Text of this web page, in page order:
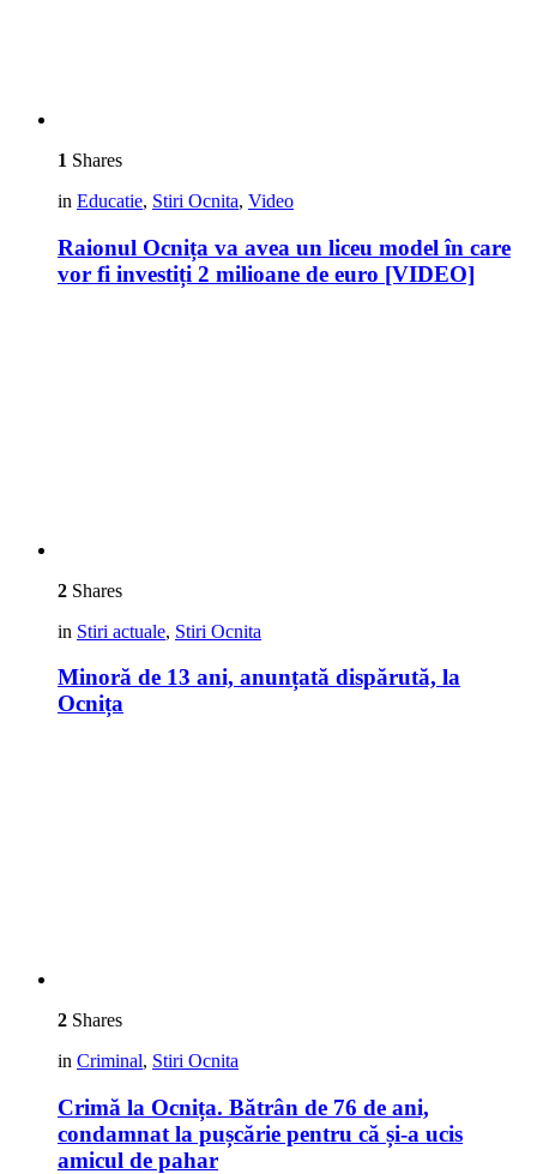
1 Shares
in Educatie, Stiri Ocnita, Video
Raionul Ocnița va avea un liceu model în care
vor fi investiți 2 milioane de euro [VIDEO]
2 Shares
in Stiri actuale, Stiri Ocnita
Minoră de 13 ani, anunțată dispărută, la
Ocnița
2 Shares
in Criminal, Stiri Ocnita
Crimă la Ocnița. Bătrân de 76 de ani,
condamnat la pușcărie pentru că și-a ucis
amicul de pahar